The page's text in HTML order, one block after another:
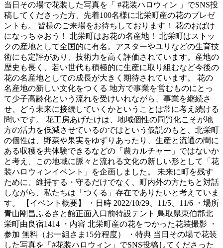
当日その場で花装した写真を「 #花装ハロウィン 」でSNS投
稿してくださった方、先着100名様に北栄町産の花のプレゼ
ントも。 皆様のご来場をお待ちしております！ 花のおばけ
になっちゃおう！ 北栄町はお花の名産地！ 北栄町はストッ
クの産地として全国的に有名。アスターやユリなどの生育技
術にも定評があり、技術力を高く評価されています。産地の
歴史も長く、若い世代も積極的に生産に取り組むなど今後の
花の名産地としての成長が大きく期待されています。 花の
名産地の新しい文化をつくる 地方で事業を営むものにとっ
て少子高齢化という流れを受けいれながら、事業を継続さ
せ、どう未来に接続していくかということは常に考え続ける
問いです。 花工房あげたけは、地域個性の同質化こそが地
方の活力を低減させているのではという仮説のもと、北栄町
の個性は、野菜や果実をゆずりあったり、生産と流通の間に
ある収穫を共体験できるなどの「農カルチャー」ではないか
と考え、この地域に脈々と流れる文化の新しい形として「花
装ハロウィンイベント」を企画しました。 未来に町を残す
ために、維持する・守るだけでなく、町内外の方たちと対話
しながら、私たちは「つくる」存在でありたいと考えていま
す。 【イベント概要】 ・日時 2022/10/29、11/5、11/6 ・場所
青山剛昌ふるさと館正面入口前特設テント 鳥取県東伯郡北
栄町由良宿1414 ・内容 北栄町産の花をつかった花装撮影 ・
参加 無料（お一組さま15分程度） ・特典 当日その場で花装
した写真を「#花装ハロウィン」でSNS投稿してくださった